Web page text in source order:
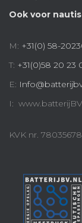
Ook voor
M: +31(0) 58-
T: +31(0)58 20 23
E:
I:
KVK nr. 78035678